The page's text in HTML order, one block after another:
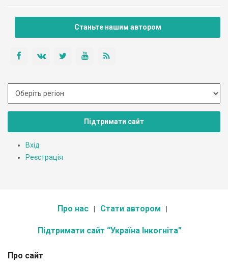
"Подільські Товтри". Очень удобно добираться до основных
Из Киева стартовали около 8.00, были на месте в 16.30,
Станьте нашим автором
Підтримати сайт
Вхід
Реєстрація
Про нас Стати автором
Підтримати сайт “Україна Інкогніта”
Про сайт